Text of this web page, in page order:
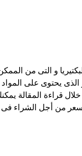
و التى من
يحتوى على المواد
قراءة المقالة
من أجل الشراء فى